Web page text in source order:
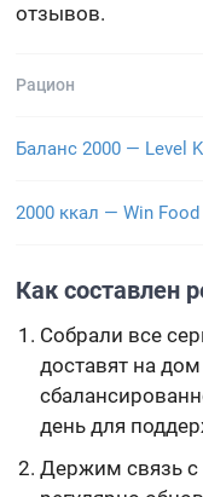
отзывов.
Рацион
Баланс 2000 — Level
2000 ккал — Win Food
Как составлен
Собрали все
доставят на
день для
Держим связь с